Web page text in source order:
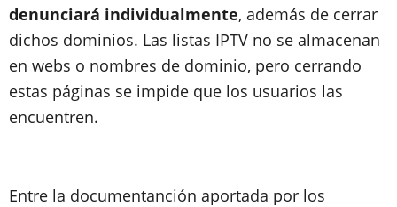
denunciará individualmente, además de cerrar
dichos dominios. Las listas IPTV no se almacenan
en webs o nombres de dominio, pero cerrando
estas páginas se impide que los usuarios las
encuentren.
Entre la documentanción aportada por los